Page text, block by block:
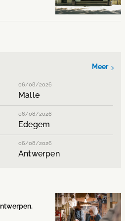
Meer
06/08/2026
Malle
06/08/2026
Edegem
06/08/2026
Antwerpen